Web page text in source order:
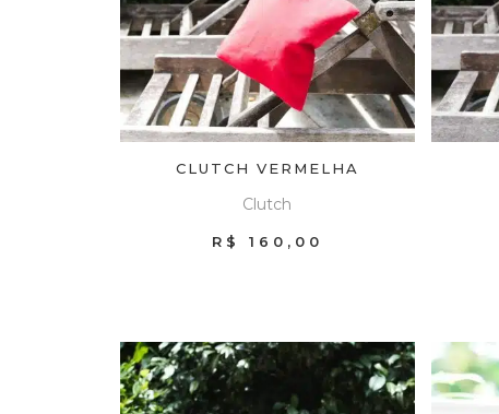
CLUTCH VERMELHA
Clutch
R$ 160,00